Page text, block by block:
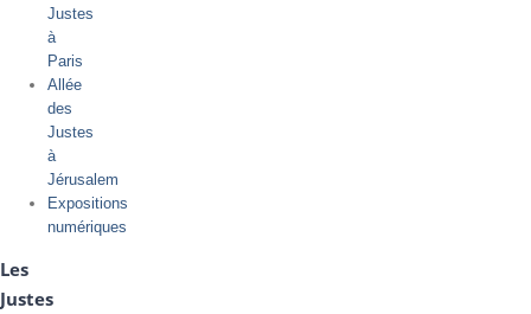
Justes
à
Paris
Allée
des
Justes
à
Jérusalem
Expositions
numériques
Les
Justes